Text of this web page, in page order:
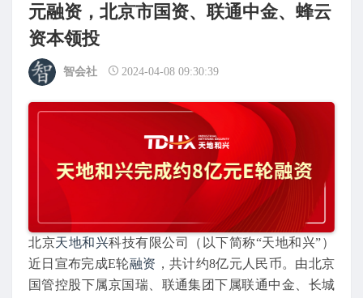
元融资，北京市国资、联通中金、蜂云
资本领投
智会社 2024-04-08 09:30:39
北京天地和兴科技有限公司（以下简称“天地和兴”）
近日宣布完成E轮融资 ，共计约8亿元人民币。由北京
国管控股下属京国瑞、联通集团下属联通中金、长城